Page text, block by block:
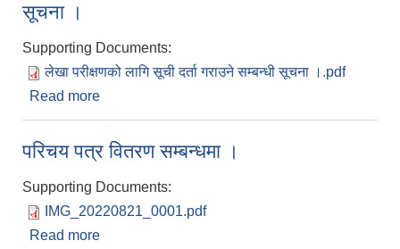
सूचना ।
Supporting Documents:
लेखा परीक्षणको लागि सूची दर्ता गराउने सम्बन्धी सूचना ।.pdf
Read more
परिचय पत्र वितरण सम्बन्धमा ।
Supporting Documents:
IMG_20220821_0001.pdf
Read more